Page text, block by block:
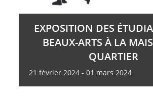
EXPOSITION DES
BEAUX-ARTS À LA
QUARTIER
21 février 2024 -01 mars 2024